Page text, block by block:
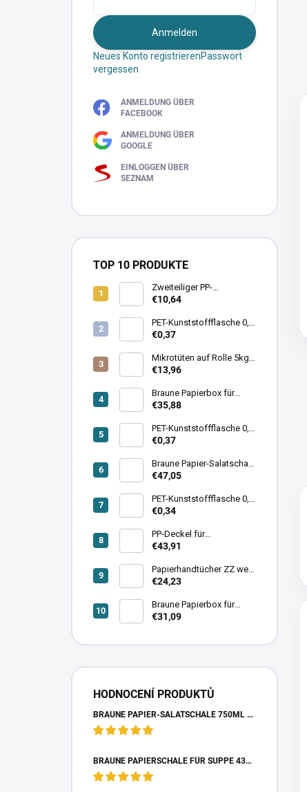
Anmelden
Neues Konto registrierenPasswort
vergessen
ANMELDUNG ÜBER
FACEBOOK
ANMELDUNG ÜBER
GOOGLE
EINLOGGEN ÜBER
SEZNAM
TOP 10 PRODUKTE
Zweiteiliger PP-
Kunststoffbehälter für
225×175×60 mm – 4
Packungen × 40 Stk.
€10,64
PET-Kunststoffflasche 0,5l
transparent eckig mit
€0,37
Mikrotüten auf Rolle 5kg
22+12×43cm – 20 Rollen
€13,96
Braune Papierbox für
Food 1400ml – 4 pkg × 50
€35,88
PET-Kunststoffflasche 0,5l
transparent rund mit
€0,37
Braune Papier-Salatschale
1300ml - 6 Packungen x
€47,05
PET-Kunststoffflasche 0,3l
transparent eckig mit
€0,34
PP-Deckel für
Suppenschale Ø115mm –
€43,91
Papierhandtücher ZZ weiß
230×210mm – 20 pkg ×
€24,23
Braune Papierbox für
Food 800ml – 4 pkg × 50
€31,09
HODNOCENÍ PRODUKTŮ
BRAUNE PAPIER-SALATSCHALE 750ML - 6 PACKUNGEN X 50 STK.
BRAUNE PAPIERSCHALE FÜR SUPPE 435ML – 20 PKG × 25 STK